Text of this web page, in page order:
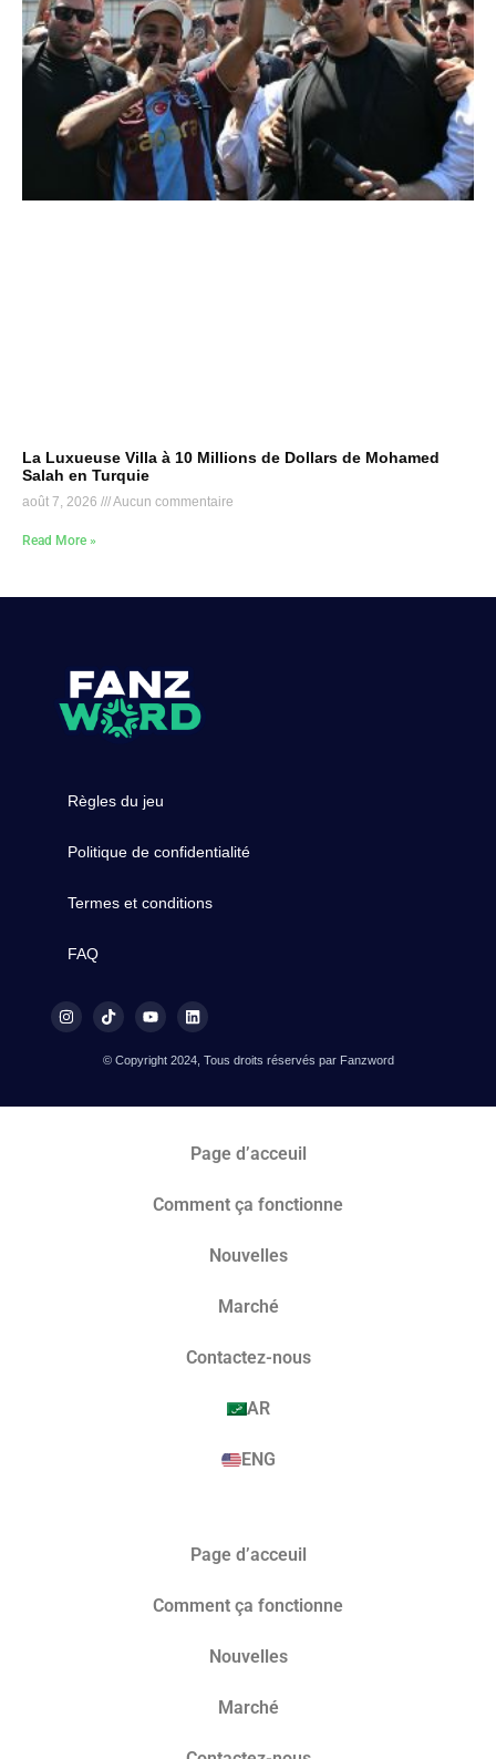
La Luxueuse Villa à 10 Millions de Dollars de Mohamed
Salah en Turquie
août 7, 2026 Aucun commentaire
Read More »
Règles du jeu
Politique de confidentialité
Termes et conditions
FAQ
© Copyright 2024, Tous droits réservés par Fanzword
Page d’acceuil
Comment ça fonctionne
Nouvelles
Marché​
Contactez-nous
AR
ENG
Page d’acceuil
Comment ça fonctionne
Nouvelles
Marché​